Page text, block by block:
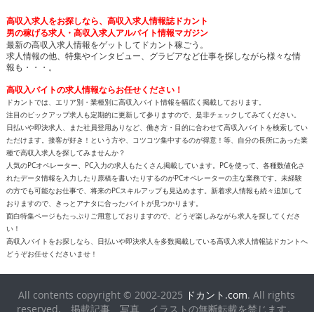
高収入求人をお探しなら、高収入求人情報誌ドカント
男の稼げる求人・高収入求人アルバイト情報マガジン
最新の高収入求人情報をゲットしてドカント稼ごう。
求人情報の他、特集やインタビュー、グラビアなど仕事を探しながら様々な情
報も・・・。
高収入バイトの求人情報ならお任せください！
ドカントでは、エリア別・業種別に高収入バイト情報を幅広く掲載しております。
注目のピックアップ求人も定期的に更新して参りますので、是非チェックしてみてください。
日払いや即決求人、また社員登用ありなど、働き方・目的に合わせて高収入バイトを検索してい
ただけます。接客が好き！という方や、コツコツ集中するのが得意！等、自分の長所にあった業
種で高収入求人を探してみませんか？
人気のPCオペレーター、PC入力の求人もたくさん掲載しています。PCを使って、各種数値化さ
れたデータ情報を入力したり原稿を書いたりするのがPCオペレーターの主な業務です。未経験
の方でも可能なお仕事で、将来のPCスキルアップも見込めます。新着求人情報も続々追加して
おりますので、きっとアナタに合ったバイトが見つかります。
面白特集ページもたっぷりご用意しておりますので、どうぞ楽しみながら求人を探してくださ
い！
高収入バイトをお探しなら、日払いや即決求人を多数掲載している高収入求人情報誌ドカントへ
どうぞお任せくださいませ！
All contents copyright © 2002-2025 ドカント.com. All rights
reserved. 掲載記事、写真、イラストの無断転載を禁じます。